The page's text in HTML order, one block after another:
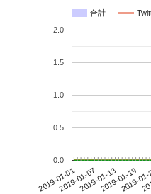
合計
2019-01-012019-01-072019-01-132019-01-19
2019-
0.0
0.5
1.0
1.5
2.0